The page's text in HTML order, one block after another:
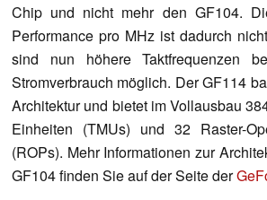
Chip und nicht mehr den GF104.
Performance pro MHz ist dadurch
sind nun höhere Taktfrequenzen
Stromverbrauch möglich. Der GF114
Architektur und bietet im Vollausbau
Einheiten (TMUs) und 32 Raster-
(ROPs). Mehr Informationen zur
GF104 finden Sie auf der Seite der